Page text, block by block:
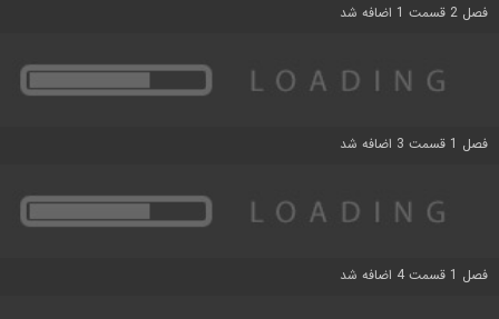
فصل 2 قسمت 1 اضافه شد
فصل 1 قسمت 3 اضافه شد
فصل 1 قسمت 4 اضافه شد